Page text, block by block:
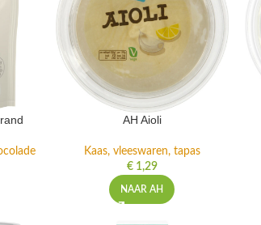
AH Aioli
Kaas, vleeswaren, tapas
€1,29
NAAR AH